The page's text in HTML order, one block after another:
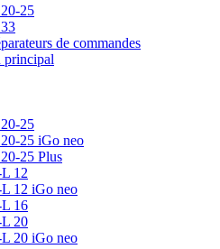
25
de commandes
principal
25
25 iGo neo
25 Plus
12
12 iGo neo
16
20
20 iGo neo